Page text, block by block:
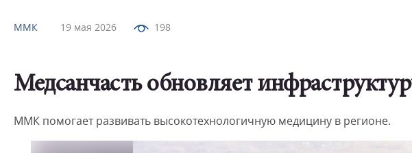
ММК 19 мая 2026 198
Медсанчасть обновляет
ММК помогает развивать высокотехнологичную медицину в регионе.